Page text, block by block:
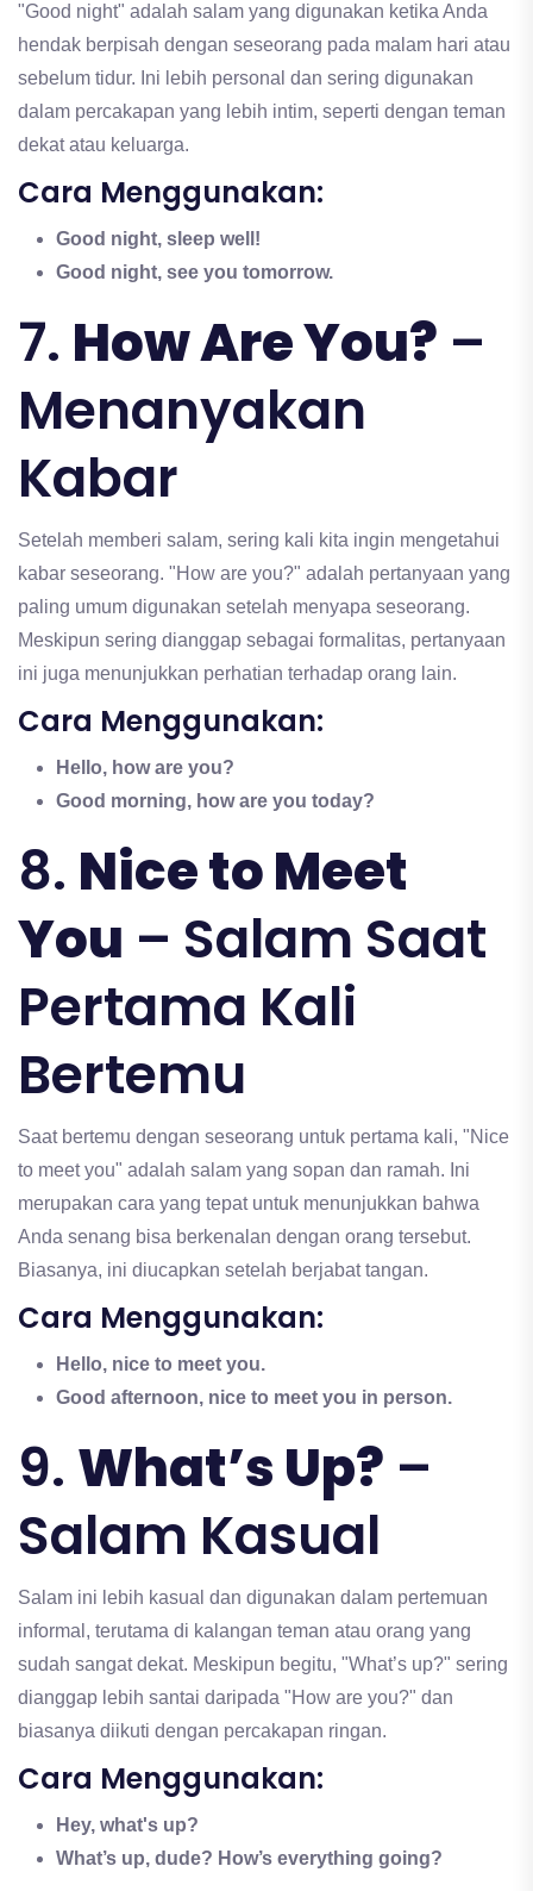
"Good night" adalah salam yang digunakan ketika Anda
hendak berpisah dengan seseorang pada malam hari atau
sebelum tidur. Ini lebih personal dan sering digunakan
dalam percakapan yang lebih intim, seperti dengan teman
dekat atau keluarga.
Cara Menggunakan:
Good night, sleep well!
Good night, see you tomorrow.
7. How Are You? –
Menanyakan
Kabar
Setelah memberi salam, sering kali kita ingin mengetahui
kabar seseorang. "How are you?" adalah pertanyaan yang
paling umum digunakan setelah menyapa seseorang.
Meskipun sering dianggap sebagai formalitas, pertanyaan
ini juga menunjukkan perhatian terhadap orang lain.
Cara Menggunakan:
Hello, how are you?
Good morning, how are you today?
8. Nice to Meet
You – Salam Saat
Pertama Kali
Bertemu
Saat bertemu dengan seseorang untuk pertama kali, "Nice
to meet you" adalah salam yang sopan dan ramah. Ini
merupakan cara yang tepat untuk menunjukkan bahwa
Anda senang bisa berkenalan dengan orang tersebut.
Biasanya, ini diucapkan setelah berjabat tangan.
Cara Menggunakan:
Hello, nice to meet you.
Good afternoon, nice to meet you in person.
9. What’s Up? –
Salam Kasual
Salam ini lebih kasual dan digunakan dalam pertemuan
informal, terutama di kalangan teman atau orang yang
sudah sangat dekat. Meskipun begitu, "What’s up?" sering
dianggap lebih santai daripada "How are you?" dan
biasanya diikuti dengan percakapan ringan.
Cara Menggunakan:
Hey, what's up?
What’s up, dude? How’s everything going?